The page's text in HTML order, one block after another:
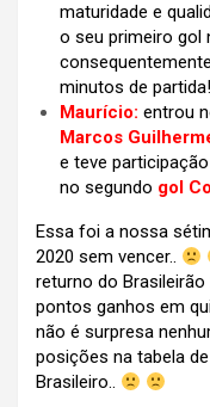
maturidade e
o seu primeiro gol
minutos de partida!
Maurício: entrou
Marcos
e teve
no segundo gol
Essa foi a nossa
2020 sem vencer..
returno do Brasileirão
pontos ganhos em
não é surpresa
posições na tabela
Brasileiro..